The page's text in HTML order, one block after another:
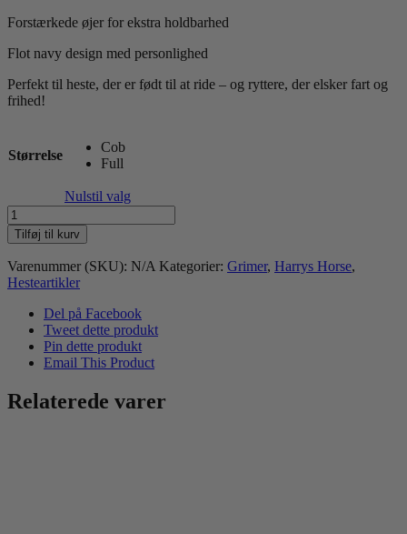
Forstærkede øjer for ekstra holdbarhed
Flot navy design med personlighed
Perfekt til heste, der er født til at ride – og ryttere, der elsker fart og
frihed!
Størrelse
Cob
Full
Nulstil valg
Harry's
horse
Grime
-
Born
2
Ride
antal
Tilføj til kurv
Varenummer (SKU): N/A Kategorier: Grimer, Harrys Horse,
Hesteartikler
Del på Facebook
Tweet dette produkt
Pin dette produkt
Email This Product
Relaterede varer